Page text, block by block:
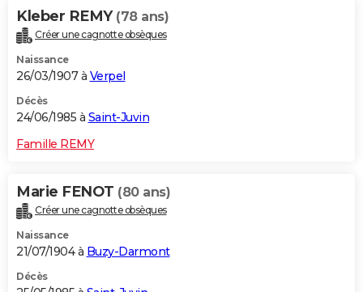
Kleber REMY (78 ans)
Créer une cagnotte obsèques
Naissance
26/03/1907 à Verpel
Décès
24/06/1985 à Saint-Juvin
Famille REMY
Marie FENOT (80 ans)
Créer une cagnotte obsèques
Naissance
21/07/1904 à Buzy-Darmont
Décès